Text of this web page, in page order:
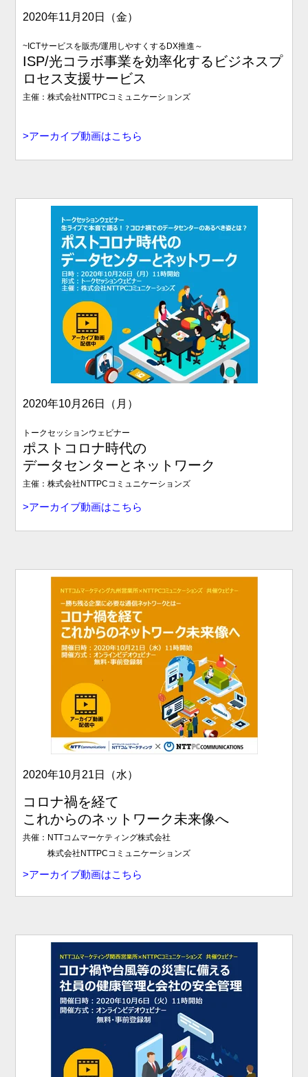
2020年11月20日（金）
~ ICTサービスを販売/運用しやすくするDX推進～
ISP/光コラボ事業を効率化するビジネスプ
ロセス支援サービス
主催：株式会社NTTPCコミュニケーションズ
>アーカイブ動画はこちら
2020年10月26日（月）
トークセッションウェビナー
ポストコロナ時代の
データセンターとネットワーク
主催：株式会社NTTPCコミュニケーションズ
>アーカイブ動画はこちら
2020年10月21日（水）
コロナ禍を経て
これからのネットワーク未来像へ
共催：NTTコムマーケティング株式会社
株式会社NTTPCコミュニケーションズ
>アーカイブ動画はこちら